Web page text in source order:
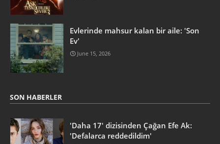
Evlerinde mahsur kalan bir aile: 'Son
Ev'
June 15, 2026
SON HABERLER
'Daha 17' dizisinden Çağan Efe Ak:
'Defalarca reddedildim'